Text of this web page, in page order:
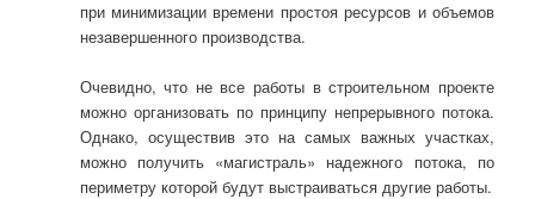
при минимизации времени простоя ресурсов и объемов
незавершенного производства.
Очевидно, что не все работы в строительном проекте
можно организовать по принципу непрерывного потока.
Однако, осуществив это на самых важных участках,
можно получить «магистраль» надежного потока, по
периметру которой будут выстраиваться другие работы.